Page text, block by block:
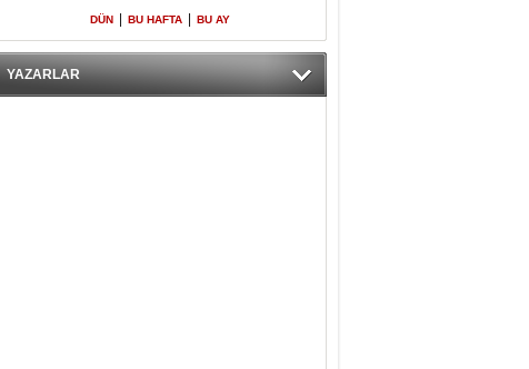
DÜN BU HAFTA BU AY
YAZARLAR